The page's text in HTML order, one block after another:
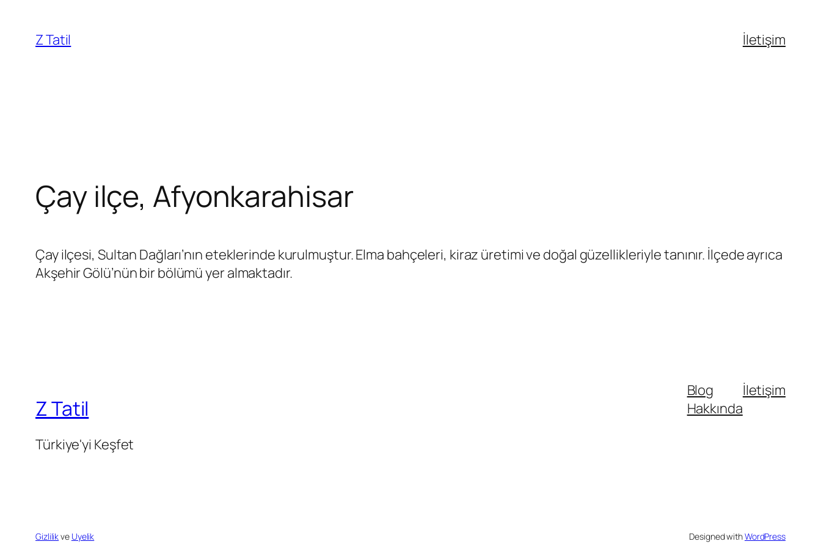
Z Tatil İletişim
Çay ilçe, Afyonkarahisar
Çay ilçesi, Sultan Dağları’nın eteklerinde kurulmuştur. Elma bahçeleri, kiraz üretimi ve doğal güzellikleriyle tanınır. İlçede ayrıca
Akşehir Gölü’nün bir bölümü yer almaktadır.
Z Tatil
Türkiye'yi Keşfet
Blog
Hakkında
İletişim
Gizlilikve Uyelik Designed withWordPress